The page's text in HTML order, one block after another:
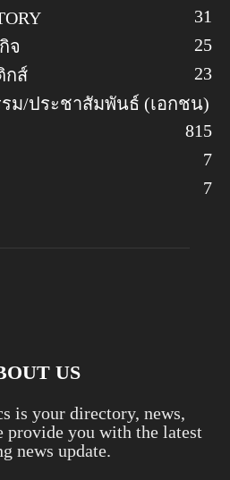
31
จ
25
กส์
23
รม/ประชาสัมพันธ์ (เอกชน)
15
8
7
7
US
is your directory, news,
provide you with the latest
news update.